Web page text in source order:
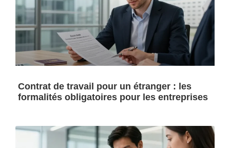
Contrat de travail pour un étranger : les
formalités obligatoires pour les entreprises